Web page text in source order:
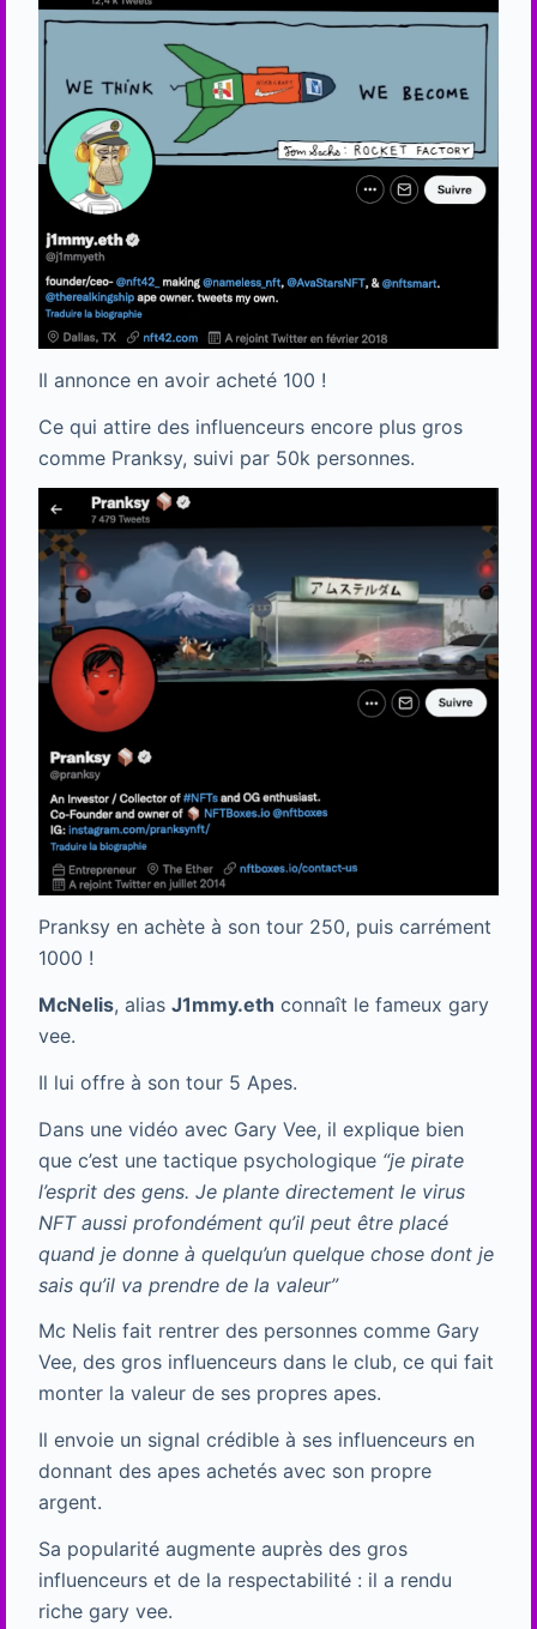
Il annonce en avoir acheté 100 !
Ce qui attire des influenceurs encore plus gros
comme Pranksy, suivi par 50k personnes.
Pranksy en achète à son tour 250, puis carrément
1000 !
McNelis, alias J1mmy.eth connaît le fameux gary
vee.
Il lui offre à son tour 5 Apes.
Dans une vidéo avec Gary Vee, il explique bien
que c’est une tactique psychologique “je pirate
l’esprit des gens. Je plante directement le virus
NFT aussi profondément qu’il peut être placé
quand je donne à quelqu’un quelque chose dont je
sais qu’il va prendre de la valeur”
Mc Nelis fait rentrer des personnes comme Gary
Vee, des gros influenceurs dans le club, ce qui fait
monter la valeur de ses propres apes.
Il envoie un signal crédible à ses influenceurs en
donnant des apes achetés avec son propre
argent.
Sa popularité augmente auprès des gros
influenceurs et de la respectabilité : il a rendu
riche gary vee.